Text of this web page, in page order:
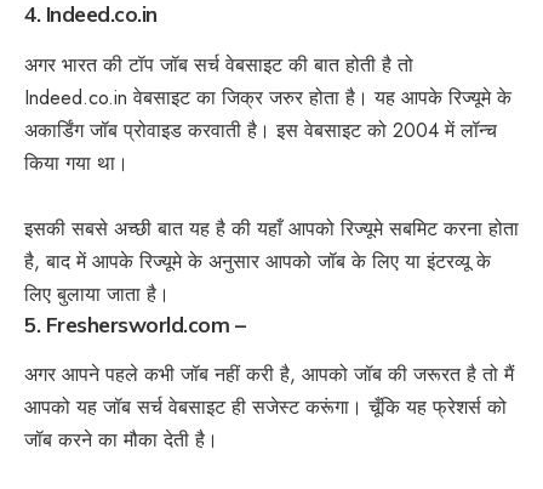
4. Indeed.co.in
अगर भारत की टॉप जॉब सर्च वेबसाइट की बात होती है तो
Indeed.co.in वेबसाइट का जिक्र जरुर होता है। यह आपके रिज्यूमे के
अकार्डिंग जॉब प्रोवाइड करवाती है। इस वेबसाइट को 2004 में लॉन्च
किया गया था।
इसकी सबसे अच्छी बात यह है की यहाँ आपको रिज्यूमे सबमिट करना होता
है, बाद में आपके रिज्यूमे के अनुसार आपको जॉब के लिए या इंटरव्यू के
लिए बुलाया जाता है।
5. Freshersworld.com –
अगर आपने पहले कभी जॉब नहीं करी है, आपको जॉब की जरूरत है तो मैं
आपको यह जॉब सर्च वेबसाइट ही सजेस्ट करूंगा। चूँकि यह फ्रेशर्स को
जॉब करने का मौका देती है।